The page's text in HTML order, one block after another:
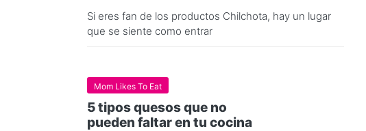
Si eres fan de los productos Chilchota, hay un lugar
que se siente como entrar
Mom Likes To Eat
5 tipos quesos que no
pueden faltar en tu cocina